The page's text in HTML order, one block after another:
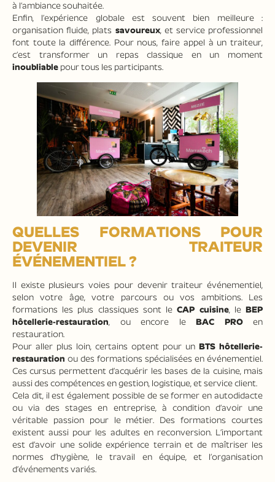
à l’ambiance souhaitée.
Enfin, l’expérience globale est souvent bien meilleure :
organisation fluide, plats savoureux, et service professionnel
font toute la différence. Pour nous, faire appel à un traiteur,
c’est transformer un repas classique en un moment
inoubliable pour tous les participants.
QUELLES FORMATIONS POUR
DEVENIR TRAITEUR
ÉVÉNEMENTIEL ?
Il existe plusieurs voies pour devenir traiteur événementiel,
selon votre âge, votre parcours ou vos ambitions. Les
formations les plus classiques sont leCAP cuisine, leBEP
hôtellerie-restauration, ou encore le BAC PROen
restauration.
Pour aller plus loin, certains optent pour un BTS hôtellerie-
restauration ou des formations spécialisées en événementiel.
Ces cursus permettent d’acquérir les bases de la cuisine, mais
aussi des compétences en gestion, logistique, et service client.
Cela dit, il est également possible de se former en autodidacte
ou via des stages en entreprise, à condition d’avoir une
véritable passion pour le métier. Des formations courtes
existent aussi pour les adultes en reconversion. L’important
est d’avoir une solide expérience terrain et de maîtriser les
normes d’hygiène, le travail en équipe, et l’organisation
d’événements variés.